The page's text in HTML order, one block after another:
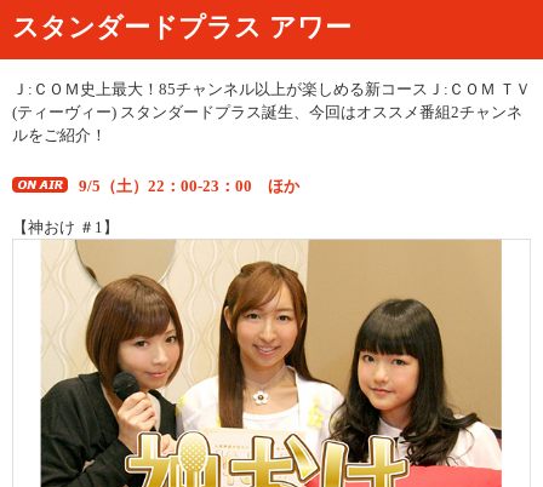
スタンダードプラス アワー
Ｊ:ＣＯＭ史上最大！85チャンネル以上が楽しめる新コースＪ:ＣＯＭ ＴＶ
(ティーヴィー) スタンダードプラス誕生、今回はオススメ番組2チャンネ
ルをご紹介！
9/5（土）22：00-23：00 ほか
【神おけ ＃1】